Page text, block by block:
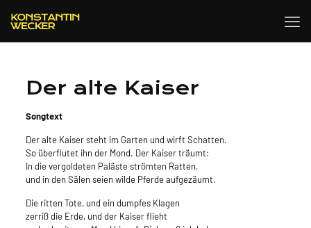
Der alte Kaiser
Songtext
Der alte Kaiser steht im Garten und wirft Schatten.
So überflutet ihn der Mond. Der Kaiser träumt:
In die vergoldeten Paläste strömten Ratten,
und in den Sälen seien wilde Pferde aufgezäumt.
Die ritten Tote, und ein dumpfes Klagen
zerriß die Erde, und der Kaiser flieht